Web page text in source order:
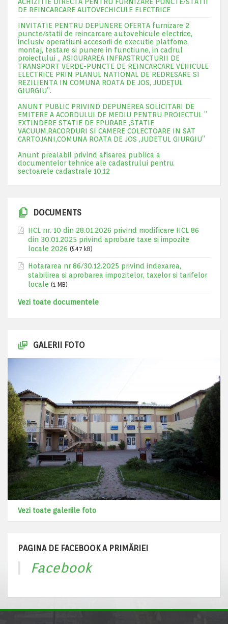
DE REINCARCARE AUTOVECHICULE ELECTRICE
INVITATIE PENTRU DEPUNERE OFERTA furnizare 2
puncte/statii de reincarcare autovehicule electrice,
inclusiv operatiuni accesorii de executie platfome,
montaj, testare si punere in functiune, in cadrul
proiectului „ ASIGURAREA INFRASTRUCTURII DE
TRANSPORT VERDE-PUNCTE DE REINCARCARE VEHICULE
ELECTRICE PRIN PLANUL NATIONAL DE REDRESARE SI
REZILIENTA IN COMUNA ROATA DE JOS, JUDEŢUL
GIURGIU”.
ANUNT PUBLIC PRIVIND DEPUNEREA SOLICITARI DE
EMITERE A ACORDULUI DE MEDIU PENTRU PROIECTUL ”
EXTINDERE STATIE DE EPURARE ,STATIE
VACUUM,RACORDURI SI CAMERE COLECTOARE IN SAT
CARTOJANI,COMUNA ROATA DE JOS ,JUDETUL GIURGIU”
Anunt prealabil privind afisarea publica a
documentelor tehnice ale cadastrului pentru
sectoarele cadastrale 10,12
DOCUMENTS
HCL nr. 10 din 28.01.2026 privind modificare HCL 86
din 30.01.2025 privind aprobare taxe si impozite
locale 2026 (547 kB)
Hotararea nr 86/30.12.2025 privind indexarea,
stabilirea si aprobarea impozitelor, taxelor si tarifelor
locale (1 MB)
Vezi toate documentele
GALERII FOTO
Vezi toate galeriile foto
PAGINA DE FACEBOOK A PRIMĂRIEI
Facebook